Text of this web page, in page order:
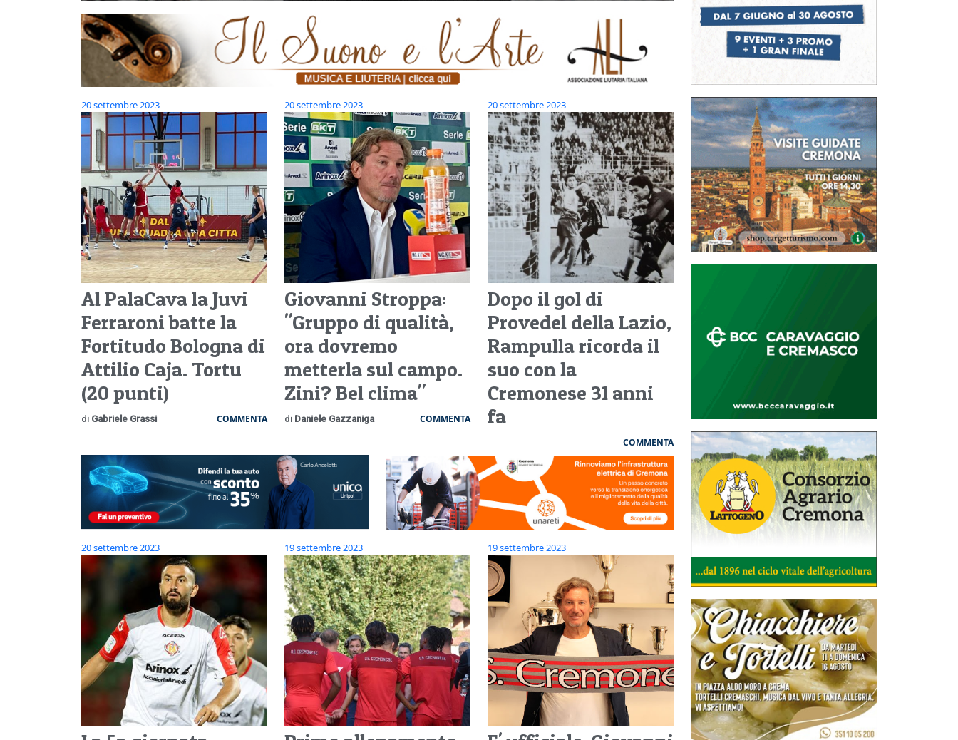
20 settembre 2023
Al PalaCava la Juvi
Ferraroni batte la
Fortitudo Bologna di
Attilio Caja. Tortu
(20 punti)
di Gabriele Grassi COMMENTA
20 settembre 2023
Giovanni Stroppa:
"Gruppo di qualità,
ora dovremo
metterla sul campo.
Zini? Bel clima"
di Daniele Gazzaniga COMMENTA
20 settembre 2023
Dopo il gol di
Provedel della Lazio,
Rampulla ricorda il
suo con la
Cremonese 31 anni
fa
COMMENTA
20 settembre 2023 19 settembre 2023 19 settembre 2023